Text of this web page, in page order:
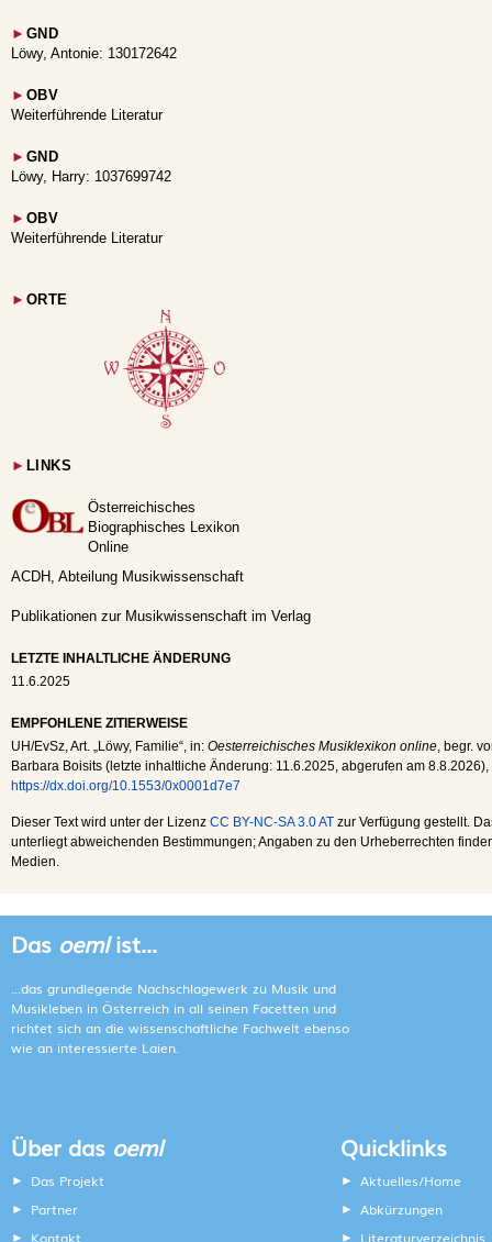
► GND
Löwy, Antonie: 130172642
► OBV
Weiterführende Literatur
► GND
Löwy, Harry: 1037699742
► OBV
Weiterführende Literatur
► ORTE
► LINKS
Österreichisches
Biographisches Lexikon
Online
ACDH, Abteilung Musikwissenschaft
Publikationen zur Musikwissenschaft im Verlag
LETZTE INHALTLICHE ÄNDERUNG
11.6.2025
EMPFOHLENE ZITIERWEISE
UH/EvSz, Art. „Löwy, Familie“, in: Oesterreichisches Musiklexikon online, begr.
Barbara Boisits (letzte inhaltliche Änderung: 11.6.2025, abgerufen am 8.8.2026),
https://dx.doi.org/10.1553/0x0001d7e7
Dieser Text wird unter der Lizenz CC BY-NC-SA 3.0 AT zur Verfügung gestellt.
unterliegt abweichenden Bestimmungen; Angaben zu den Urheberrechten
Medien.
Das oemlist...
...das grundlegende Nachschlagewerk zu Musik und
Musikleben in Österreich in all seinen Facetten und
richtet sich an die wissenschaftliche Fachwelt ebenso
wie an interessierte Laien.
Über das oeml
Das Projekt
Partner
Kontakt
Quicklinks
Aktuelles/Home
Abkürzungen
Literaturverzeichnis